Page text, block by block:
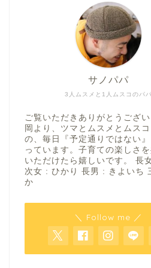
3人ムスメと1人ムスコのパパ
サノパパ
ご覧いただきありがとうござ
岡より、ツマとムスメとムス
の、毎日『予定通りではない
っています。子育ての楽しさ
いただけたら嬉しいです。 長
次女 : ひかり 長男 : きよいち
か
＼ Follow me ／